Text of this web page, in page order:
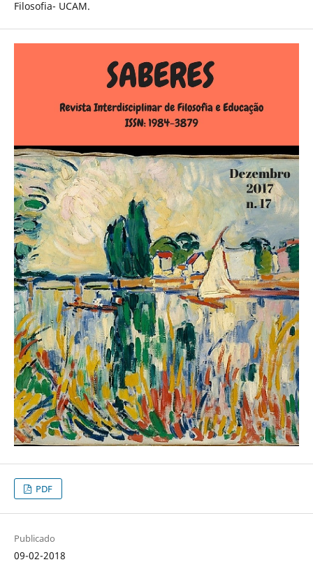
Filosofia- UCAM.
PDF
Publicado
09-02-2018